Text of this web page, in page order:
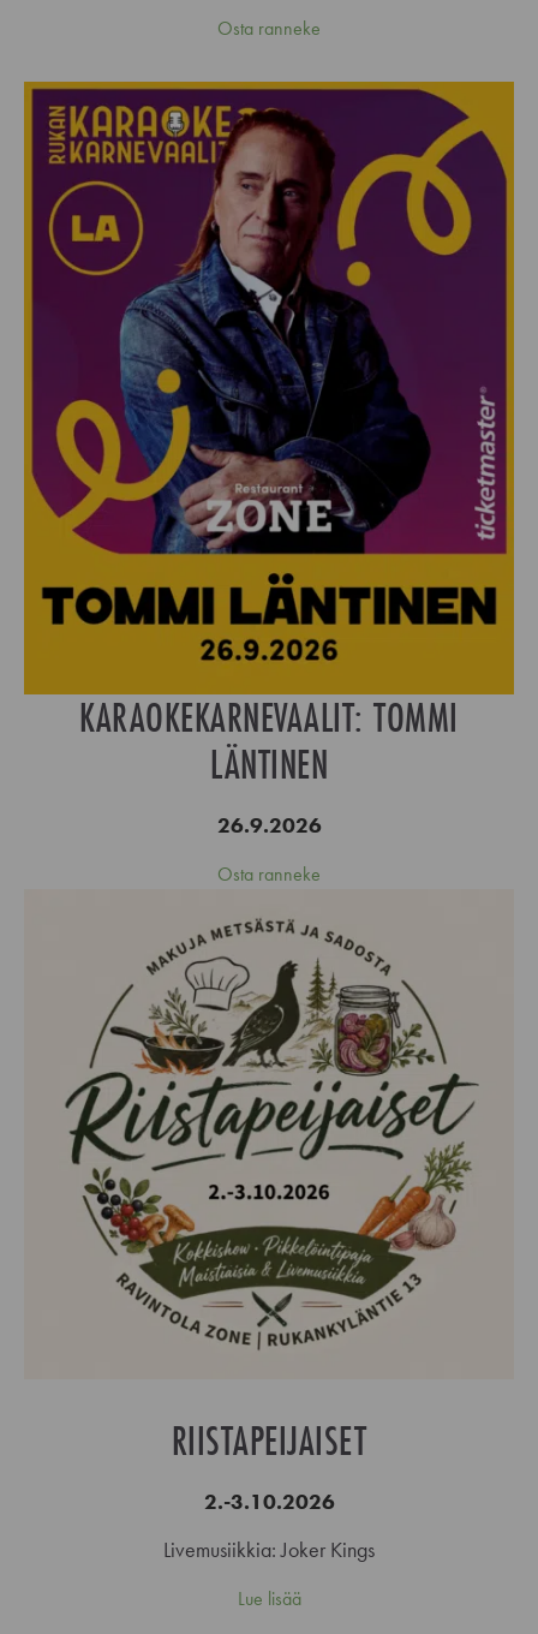
Osta ranneke
KARAOKEKARNEVAALIT: TOMMI
LÄNTINEN
26.9.2026
Osta ranneke
RIISTAPEIJAISET
2.-3.10.2026
Livemusiikkia: Joker Kings
Lue lisää